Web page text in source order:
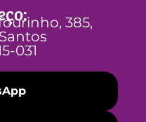
385,
031